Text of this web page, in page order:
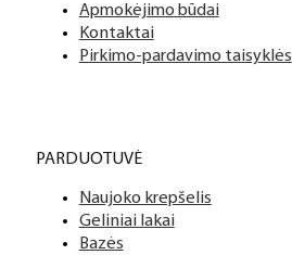
Apmokėjimo būdai
Kontaktai
Pirkimo-pardavimo taisyklės
PARDUOTUVĖ
Naujoko krepšelis
Geliniai lakai
Bazės